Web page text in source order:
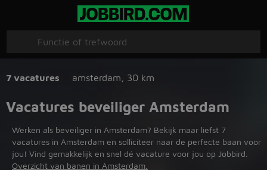
7 vacatures amsterdam 30 km
Vacatures beveiliger Amsterdam
Werken als beveiliger in Amsterdam? Bekijk maar liefst 7
vacatures in Amsterdam en solliciteer naar de perfecte baan voor
jou! Vind gemakkelijk en snel dé vacature voor jou op Jobbird.
Overzicht van banen in Amsterdam.